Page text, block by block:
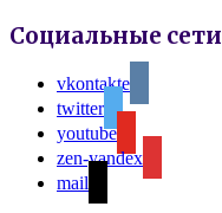
Социальные сети
vkontakte
twitter
youtube
zen-yandex
mail